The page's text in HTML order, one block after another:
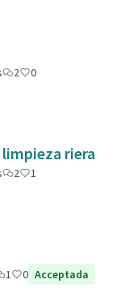
2
0
riera
2
1
1 0 Acceptada